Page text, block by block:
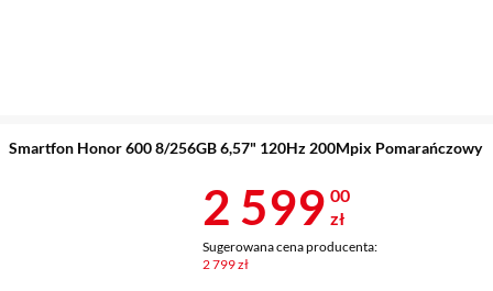
Smartfon Honor 600 8/256GB 6,57" 120Hz 200Mpix Pomarańczowy
Cena 2 599 zł
2 599 00
zł
Sugerowana cena producenta:
2 799 zł